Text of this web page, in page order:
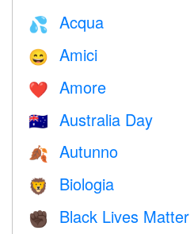
💦 Acqua
😄 Amici
❤️️ Amore
🇦🇺 Australia Day
🍂 Autunno
🦁 Biologia
✊🏿 Black Lives Matter